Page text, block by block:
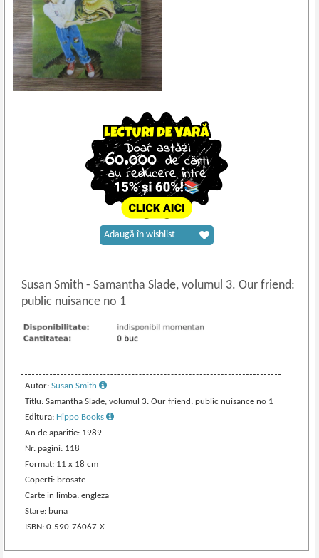
Susan Smith- Samantha Slade, volumul 3. Our friend:
public nuisance no 1
Autor:Susan Smith
Titlu: Samantha Slade, volumul 3. Our friend: public nuisance no 1
Editura: Hippo Books
An de aparitie: 1989
Nr. pagini: 118
Format: 11 x 18 cm
Coperti: brosate
Carte in limba: engleza
Stare: buna
ISBN: 0-590-76067-X
Adaugă în wishlist